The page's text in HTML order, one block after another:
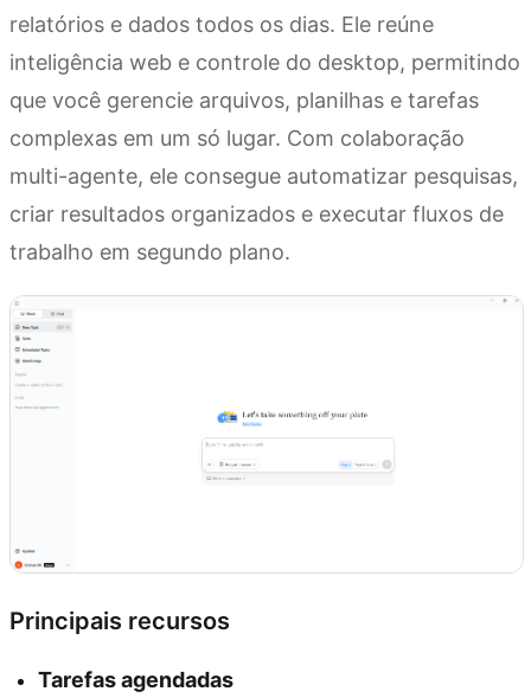
relatórios e dados todos os dias. Ele reúne
inteligência web e controle do desktop, permitindo
que você gerencie arquivos, planilhas e tarefas
complexas em um só lugar. Com colaboração
multi-agente, ele consegue automatizar pesquisas,
criar resultados organizados e executar fluxos de
trabalho em segundo plano.
Principais recursos
Tarefas agendadas